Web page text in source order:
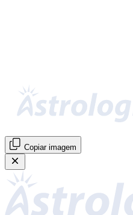
Copiar imagem